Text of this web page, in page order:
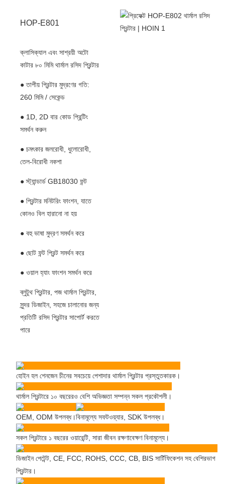
HOP-E801
ক্লাসিক্যাল এবং সাশ্রয়ী অটো
কাটার ৮০ মিমি থার্মাল রসিদ প্রিন্টার
● তাপীয় প্রিন্টার মুদ্রণের গতি:
260 মিমি / সেকেন্ড
● 1D, 2D বার কোড প্রিন্টিং
সমর্থন করুন
● চমৎকার জলরোধী, ধুলোরোধী,
তেল-বিরোধী নকশা
● স্ট্যান্ডার্ড GB18030 ফন্ট
● প্রিন্টার মনিটরিং ফাংশন, যাতে
কোনও বিল হারানো না হয়
● বহু ভাষা মুদ্রণ সমর্থন করে
● ছোট ফন্ট প্রিন্ট সমর্থন করে
● ওয়াল হ্যাং ফাংশন সমর্থন করে
ব্লুটুথ প্রিন্টার, পজ থার্মাল প্রিন্টার,
সুন্দর ডিজাইন, সহজে চালানোর জন্য
প্রতিটি রসিদ প্রিন্টার সাপোর্ট করতে
পারে
হোইন হল শেনজেন চীনের সবচেয়ে পেশাদার থার্মাল প্রিন্টার প্রস্তুতকারক।
থার্মাল প্রিন্টারে ১০ বছরেরও বেশি অভিজ্ঞতা সম্পন্ন সকল প্রকৌশলী।
OEM, ODM উপলব্ধ।বিনামূল্যে সফটওয়্যার, SDK উপলব্ধ।
সকল প্রিন্টারে ১ বছরের ওয়ারেন্টি, সারা জীবন রক্ষণাবেক্ষণ বিনামূল্যে।
ডিজাইন পেটেন্ট, CE, FCC, ROHS, CCC, CB, BIS সার্টিফিকেশন সহ বেশিরভাগ
প্রিন্টার।